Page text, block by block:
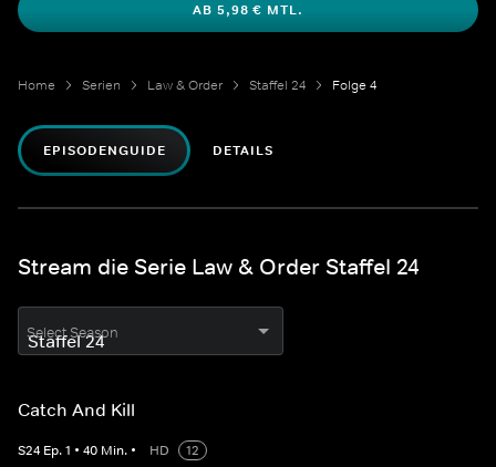
AB 5,98 € MTL.
Home Serien Law & Order Staffel 24 Folge 4
EPISODENGUIDE DETAILS
Stream die Serie Law & Order Staffel 24
Select Season
Catch And Kill
S24 Ep.1 • 40 Min. • HD
12